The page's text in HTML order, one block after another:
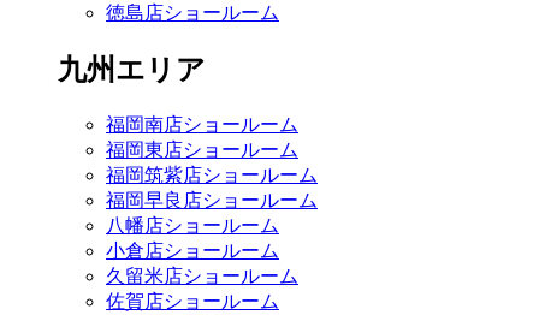
徳島店ショールーム
九州エリア
福岡南店ショールーム
福岡東店ショールーム
福岡筑紫店ショールーム
福岡早良店ショールーム
八幡店ショールーム
小倉店ショールーム
久留米店ショールーム
佐賀店ショールーム